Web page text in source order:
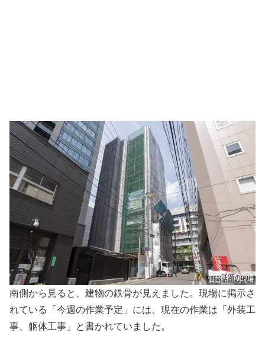
南側から見ると、建物の鉄骨が見えました。現場に掲示さ
れている「今週の作業予定」には、現在の作業は「外装工
事、躯体工事」と書かれていました。